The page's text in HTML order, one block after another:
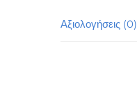
Αξιολογήσεις (0)